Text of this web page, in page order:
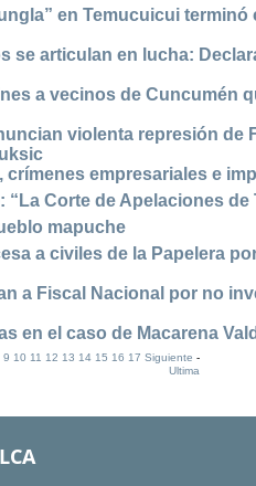
en Temucuicui
se articulan en lucha:
a vecinos de Cuncumén
violenta represión de
crímenes empresariales e
Corte de Apelaciones de
mapuche
a civiles de la Papelera
a Fiscal Nacional por no
en el caso de Macarena
9 10 11 12 13 14 15 16 17 Siguiente -
Ultima